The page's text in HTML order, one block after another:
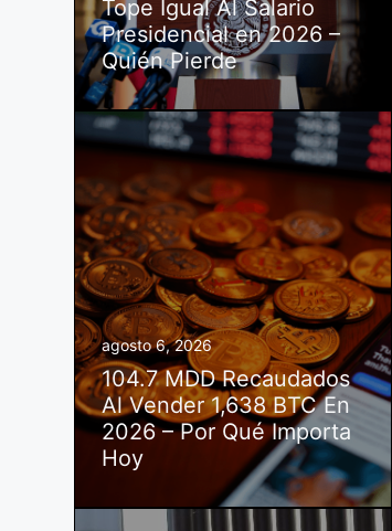
Tope Igual Al Salario
Presidencial en 2026 –
Quién Pierde
agosto 6, 2026
104.7 MDD Recaudados
Al Vender 1,638 BTC En
2026 – Por Qué Importa
Hoy